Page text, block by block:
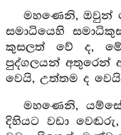
මහණෙනි, ඔවුන්
සමාධියෙහි
කුසලත් වේ ද, මේ
පුද්ගලයන් අතුරෙන්
වෙයි, උත්තම ද වෙයි,
මහණෙනි,
දිහියට වඩා